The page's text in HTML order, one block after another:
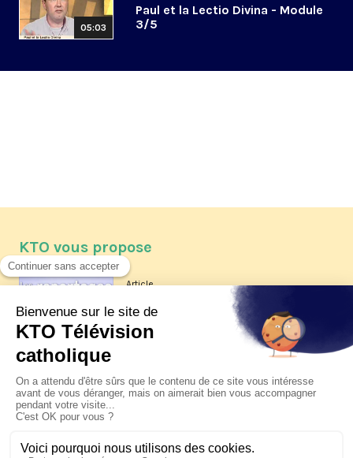
05:03
Paul et la Lectio Divina - Module
3/5
KTO vous propose
Article
Les reportages d'été 2026 de KTO
La visite pastorale du pape Léon
XIV à Assise à suivre sur KTO le
jeudi 6 août
Le pape en Uruguay, Argentine et